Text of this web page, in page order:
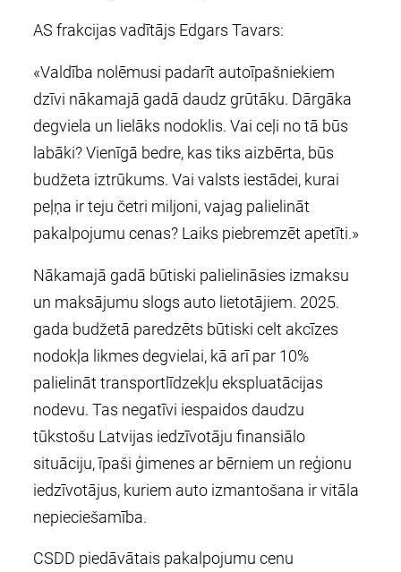
AS frakcijas vadītājs Edgars Tavars:
«Valdība nolēmusi padarīt autoīpašniekiem
dzīvi nākamajā gadā daudz grūtāku. Dārgāka
degviela un lielāks nodoklis. Vai ceļi no tā būs
labāki? Vienīgā bedre, kas tiks aizbērta, būs
budžeta iztrūkums. Vai valsts iestādei, kurai
peļņa ir teju četri miljoni, vajag palielināt
pakalpojumu cenas? Laiks piebremzēt apetīti.»
Nākamajā gadā būtiski palielināsies izmaksu
un maksājumu slogs auto lietotājiem. 2025.
gada budžetā paredzēts būtiski celt akcīzes
nodokļa likmes degvielai, kā arī par 10%
palielināt transportlīdzekļu ekspluatācijas
nodevu. Tas negatīvi iespaidos daudzu
tūkstošu Latvijas iedzīvotāju finansiālo
situāciju, īpaši ģimenes ar bērniem un reģionu
iedzīvotājus, kuriem auto izmantošana ir vitāla
nepieciešamība.
CSDD piedāvātais pakalpojumu cenu